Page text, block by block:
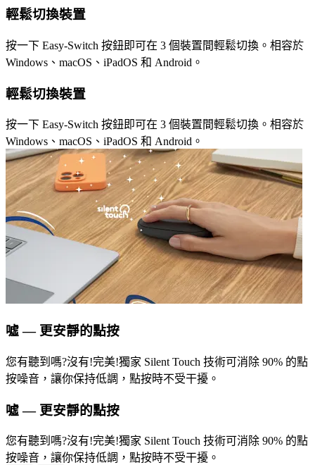
輕鬆切換裝置
按一下 Easy-Switch 按鈕即可在 3 個裝置間輕鬆切換。相容於
Windows、macOS、iPadOS 和 Android。
輕鬆切換裝置
按一下 Easy-Switch 按鈕即可在 3 個裝置間輕鬆切換。相容於
Windows、macOS、iPadOS 和 Android。
噓 — 更安靜的點按
您有聽到嗎?沒有!完美!獨家 Silent Touch 技術可消除 90% 的點
按噪音，讓你保持低調，點按時不受干擾。
噓 — 更安靜的點按
您有聽到嗎?沒有!完美!獨家 Silent Touch 技術可消除 90% 的點
按噪音，讓你保持低調，點按時不受干擾。